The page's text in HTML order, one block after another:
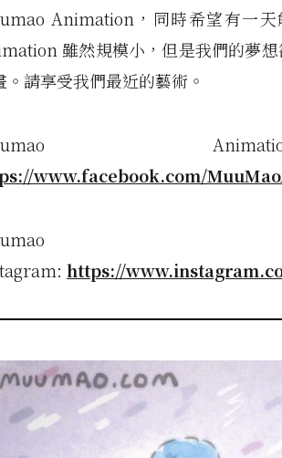
Animation，同時希望有一
雖然規模小，但是我們的夢
。請享受我們最近的藝術。
www.facebook.com/
https://